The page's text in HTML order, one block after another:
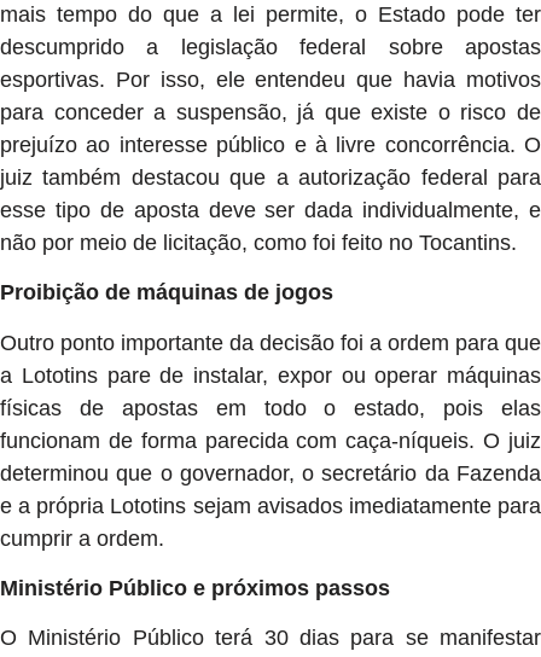
mais tempo do que a lei permite, o Estado pode ter
descumprido a legislação federal sobre apostas
esportivas. Por isso, ele entendeu que havia motivos
para conceder a suspensão, já que existe o risco de
prejuízo ao interesse público e à livre concorrência. O
juiz também destacou que a autorização federal para
esse tipo de aposta deve ser dada individualmente, e
não por meio de licitação, como foi feito no Tocantins.
Proibição de máquinas de jogos
Outro ponto importante da decisão foi a ordem para que
a Lototins pare de instalar, expor ou operar máquinas
físicas de apostas em todo o estado, pois elas
funcionam de forma parecida com caça-níqueis. O juiz
determinou que o governador, o secretário da Fazenda
e a própria Lototins sejam avisados imediatamente para
cumprir a ordem.
Ministério Público e próximos passos
O Ministério Público terá 30 dias para se manifestar